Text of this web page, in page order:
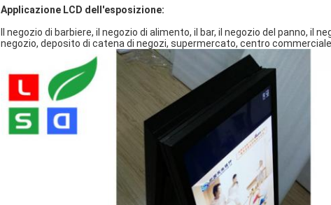
Applicazione LCD dell'esposizione:
Il negozio di barbiere, il negozio di alimento, il bar, il negozio del panno, il
negozio, deposito di catena di negozi, supermercato, centro